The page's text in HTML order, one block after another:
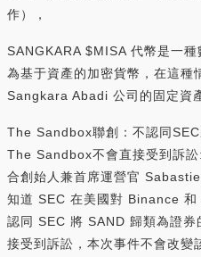
作），
SANGKARA $MISA 代幣是一
為基于資產的加密貨幣，在這種
Sangkara Abadi 公司的固定資
The Sandbox聯創：不認同SEC
The Sandbox不會直接受到訴
合創始人兼首席運營官
知道 SEC 在美國對 Binance
認同 SEC 將 SAND 歸類為證
接受到訴訟，本次事件不會改